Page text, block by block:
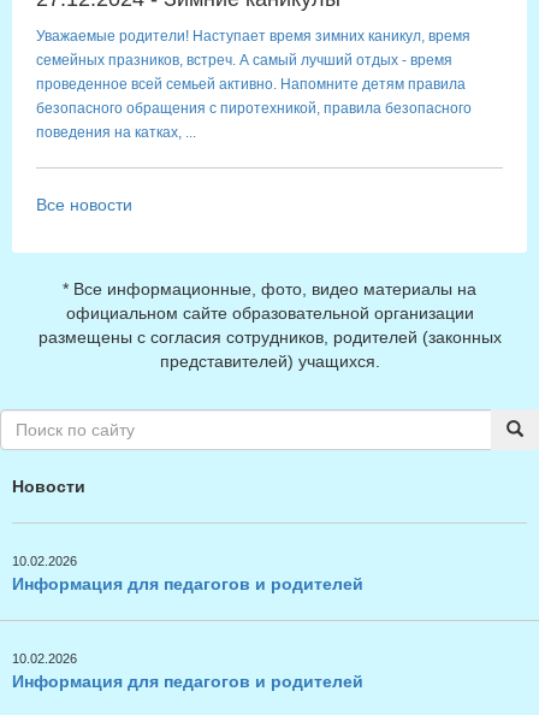
Уважаемые родители! Наступает время зимних каникул, время
семейных празников, встреч. А самый лучший отдых - время
проведенное всей семьей активно. Напомните детям правила
безопасного обращения с пиротехникой, правила безопасного
поведения на катках, ...
Все новости
* Все информационные, фото, видео материалы на
официальном сайте образовательной организации
размещены с согласия сотрудников, родителей (законных
представителей) учащихся.
Новости
10.02.2026
Информация для педагогов и родителей
10.02.2026
Информация для педагогов и родителей